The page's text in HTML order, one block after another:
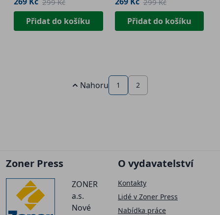
299 Kč
Přidat do košíku
299 Kč
Přidat do košíku
Nahoru 1 2
Zoner Press
ZONER
a.s.
Nové
O vydavatelství
Kontakty
Lidé v Zoner Press
Nabídka práce